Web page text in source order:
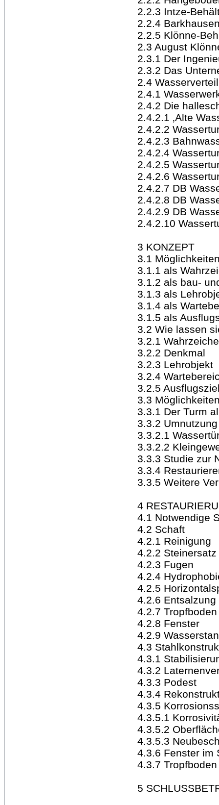
2.2.3 Intze-
2.2.4
2.2.5 Klönne-
2.3 August
2.3.1 Der
2.3.2 Das
2.4
2.4.1
2.4.2 Die
2.4.2.1 ‚Alte
2.4.2.2
2.4.2.3
2.4.2.4
2.4.2.5
2.4.2.6
2.4.2.7 DB
2.4.2.8 DB
2.4.2.9 DB
2.4.2.10
3 KONZEPT
3.1
3.1.1 als
3.1.2 als bau-
3.1.3 als
3.1.4 als
3.1.5 als
3.2 Wie lassen
3.2.1
3.2.2 Denkmal
3.2.3 Lehrobjekt
3.2.4
3.2.5
3.3
3.3.1 Der Turm
3.3.2
3.3.2.1
3.3.2.2
3.3.3 Studie zur
3.3.4
3.3.5 Weitere
4
4.1 Notwendige
4.2 Schaft
4.2.1 Reinigung
4.2.2 Steinersatz
4.2.3 Fugen
4.2.4
4.2.5
4.2.6 Entsalzung
4.2.7 Tropfboden
4.2.8 Fenster
4.2.9
4.3
4.3.1
4.3.2
4.3.3 Podest
4.3.4
4.3.5
4.3.5.1
4.3.5.2
4.3.5.3
4.3.6 Fenster im
4.3.7 Tropfboden
5